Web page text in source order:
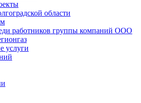
области
работников группы компаний ООО
услуги